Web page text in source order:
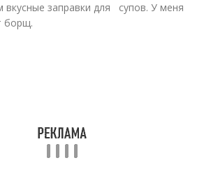
вкусные заправки для супов. У меня
борщ.